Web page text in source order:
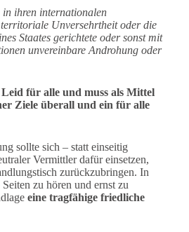
in ihren internationalen
territoriale Unversehrtheit oder die
Staates gerichtete oder sonst mit
unvereinbare Androhung oder
für alle und muss als Mittel
Ziele überall und ein für alle
sollte sich – statt einseitig
Vermittler dafür einsetzen,
zurückzubringen. In
zu hören und ernst zu
eine tragfähige friedliche